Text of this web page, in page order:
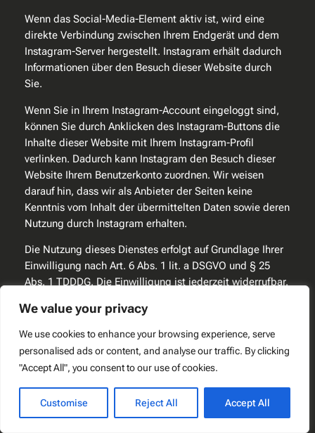
We value your privacy
We use cookies to enhance your browsing experience, serve
personalised ads or content, and analyse our traffic. By clicking
"Accept All", you consent to our use of cookies.
Customise Reject All Accept All
Wenn das Social-Media-Element aktiv ist, wird eine
direkte Verbindung zwischen Ihrem Endgerät und dem
Instagram-Server hergestellt. Instagram erhält dadurch
Informationen über den Besuch dieser Website durch
Sie.
Wenn Sie in Ihrem Instagram-Account eingeloggt sind,
können Sie durch Anklicken des Instagram-Buttons die
Inhalte dieser Website mit Ihrem Instagram-Profil
verlinken. Dadurch kann Instagram den Besuch dieser
Website Ihrem Benutzerkonto zuordnen. Wir weisen
darauf hin, dass wir als Anbieter der Seiten keine
Kenntnis vom Inhalt der übermittelten Daten sowie deren
Nutzung durch Instagram erhalten.
Die Nutzung dieses Dienstes erfolgt auf Grundlage Ihrer
Einwilligung nach Art. 6 Abs. 1 lit. a DSGVO und § 25
Abs. 1 TDDDG. Die Einwilligung ist jederzeit widerrufbar.
Soweit mit Hilfe des hier beschriebenen Tools
und an Facebook bzw. Instagram weitergeleitet werden,
sind wir und die Meta Platforms Ireland Limited, 4 Grand
Canal Square, Grand Canal Harbour, Dublin 2, Irland
gemeinsam für diese Datenverarbeitung verantwortlich
(Art. 26 DSGVO). Die gemeinsame Verantwortlichkeit
beschränkt sich dabei ausschließlich auf die Erfassung